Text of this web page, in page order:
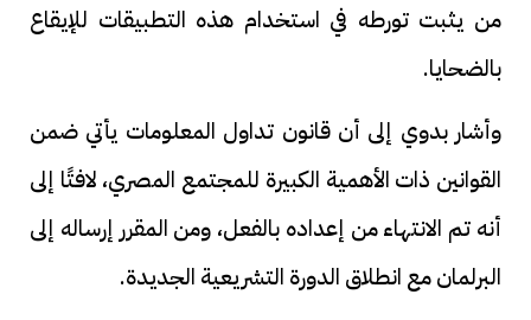
من يثبت تورطه في استخدام هذه التطبيقات للإيقاع
بالضحايا.
وأشار بدوي إلى أن قانون تداول المعلومات يأتي ضمن
القوانين ذات الأهمية الكبيرة للمجتمع المصري، لافتًا إلى
أنه تم الانتهاء من إعداده بالفعل، ومن المقرر إرساله إلى
البرلمان مع انطلاق الدورة التشريعية الجديدة.